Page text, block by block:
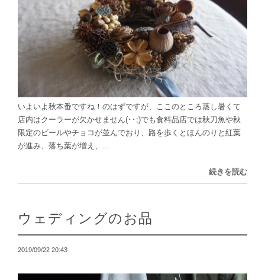
いよいよ秋本番ですね！のはずですが、ここのところ蒸し暑くて
店内はクーラーが欠かせません(･･;)でも食料品店では秋刀魚や秋
限定のビールやチョコが並んでおり、路を歩くとほんのりと紅葉
が進み、落ち葉が増え、...
続きを読む
ウェディングのお品
2019/09/22 20:43